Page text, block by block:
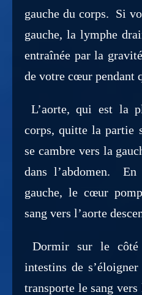
gauche du corps. Si
gauche, la lymphe
entraînée par la
de votre cœur pendant
L’aorte, qui est la
corps, quitte la partie
se cambre vers la
dans l’abdomen.
gauche, le cœur
sang vers l’aorte
Dormir sur le côté
intestins de
transporte le sang